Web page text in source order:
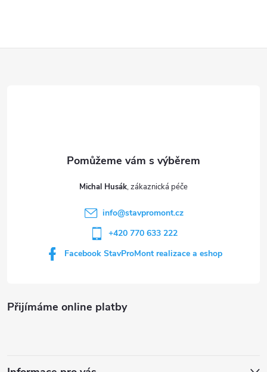
Přijímáme online platby
Michal Husák
info@stavpromont.cz
+420 770 633 222
Facebook StavProMont realizace a eshop